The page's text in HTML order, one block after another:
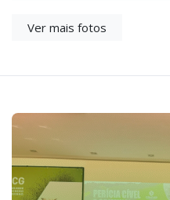
Ver mais fotos